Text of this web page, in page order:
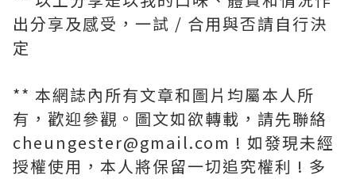
出分享及感受，一試 / 合用與否請自行決
定
** 本網誌內所有文章和圖片均屬本人所
有，歡迎參觀。圖文如欲轉載，請先聯絡
cheungester@gmail.com ! 如發現未經
授權使用，本人將保留一切追究權利 ! 多